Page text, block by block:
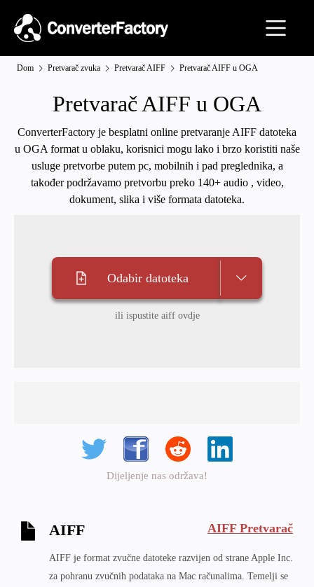
Dom Pretvarač zvuka Pretvarač AIFF Pretvarač AIFF u OGA
Pretvarač AIFF u OGA
ConverterFactory je besplatni online pretvaranje AIFF datoteka
u OGA format u oblaku, korisnici mogu lako i brzo koristiti naše
usluge pretvorbe putem pc, mobilnih i pad preglednika, a
također podržavamo pretvorbu preko 140+ audio , video,
dokument, slika i više formata datoteka.
Odabir datoteka
ili ispustite aiff ovdje
Dijeljenje nas održava!
AIFF AIFF Pretvarač
AIFF je format zvučne datoteke razvijen od strane Apple Inc.
za pohranu zvučnih podataka na Mac računalima. Temelji se